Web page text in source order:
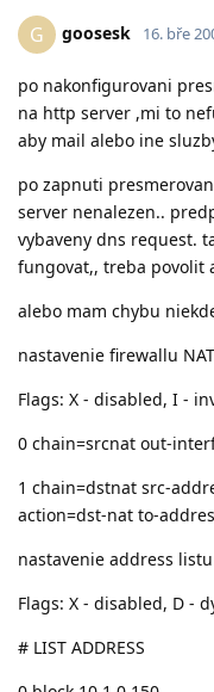
G goosesk 16. bře
po nakonfigurovani
na http server ,mi to
aby mail alebo ine
po zapnuti
server nenalezen..
vybaveny dns request.
fungovat,, treba povolit
alebo mam chybu
nastavenie firewallu NAT
Flags: X - disabled, I -
0 chain=srcnat out-
1 chain=dstnat src-
action=dst-nat to-
nastavenie address
Flags: X - disabled, D -
# LIST ADDRESS